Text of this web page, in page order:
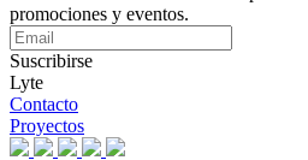
promociones y eventos.
Suscribirse
Lyte
Contacto
Proyectos